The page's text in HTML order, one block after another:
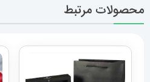
محصولات مرتبط